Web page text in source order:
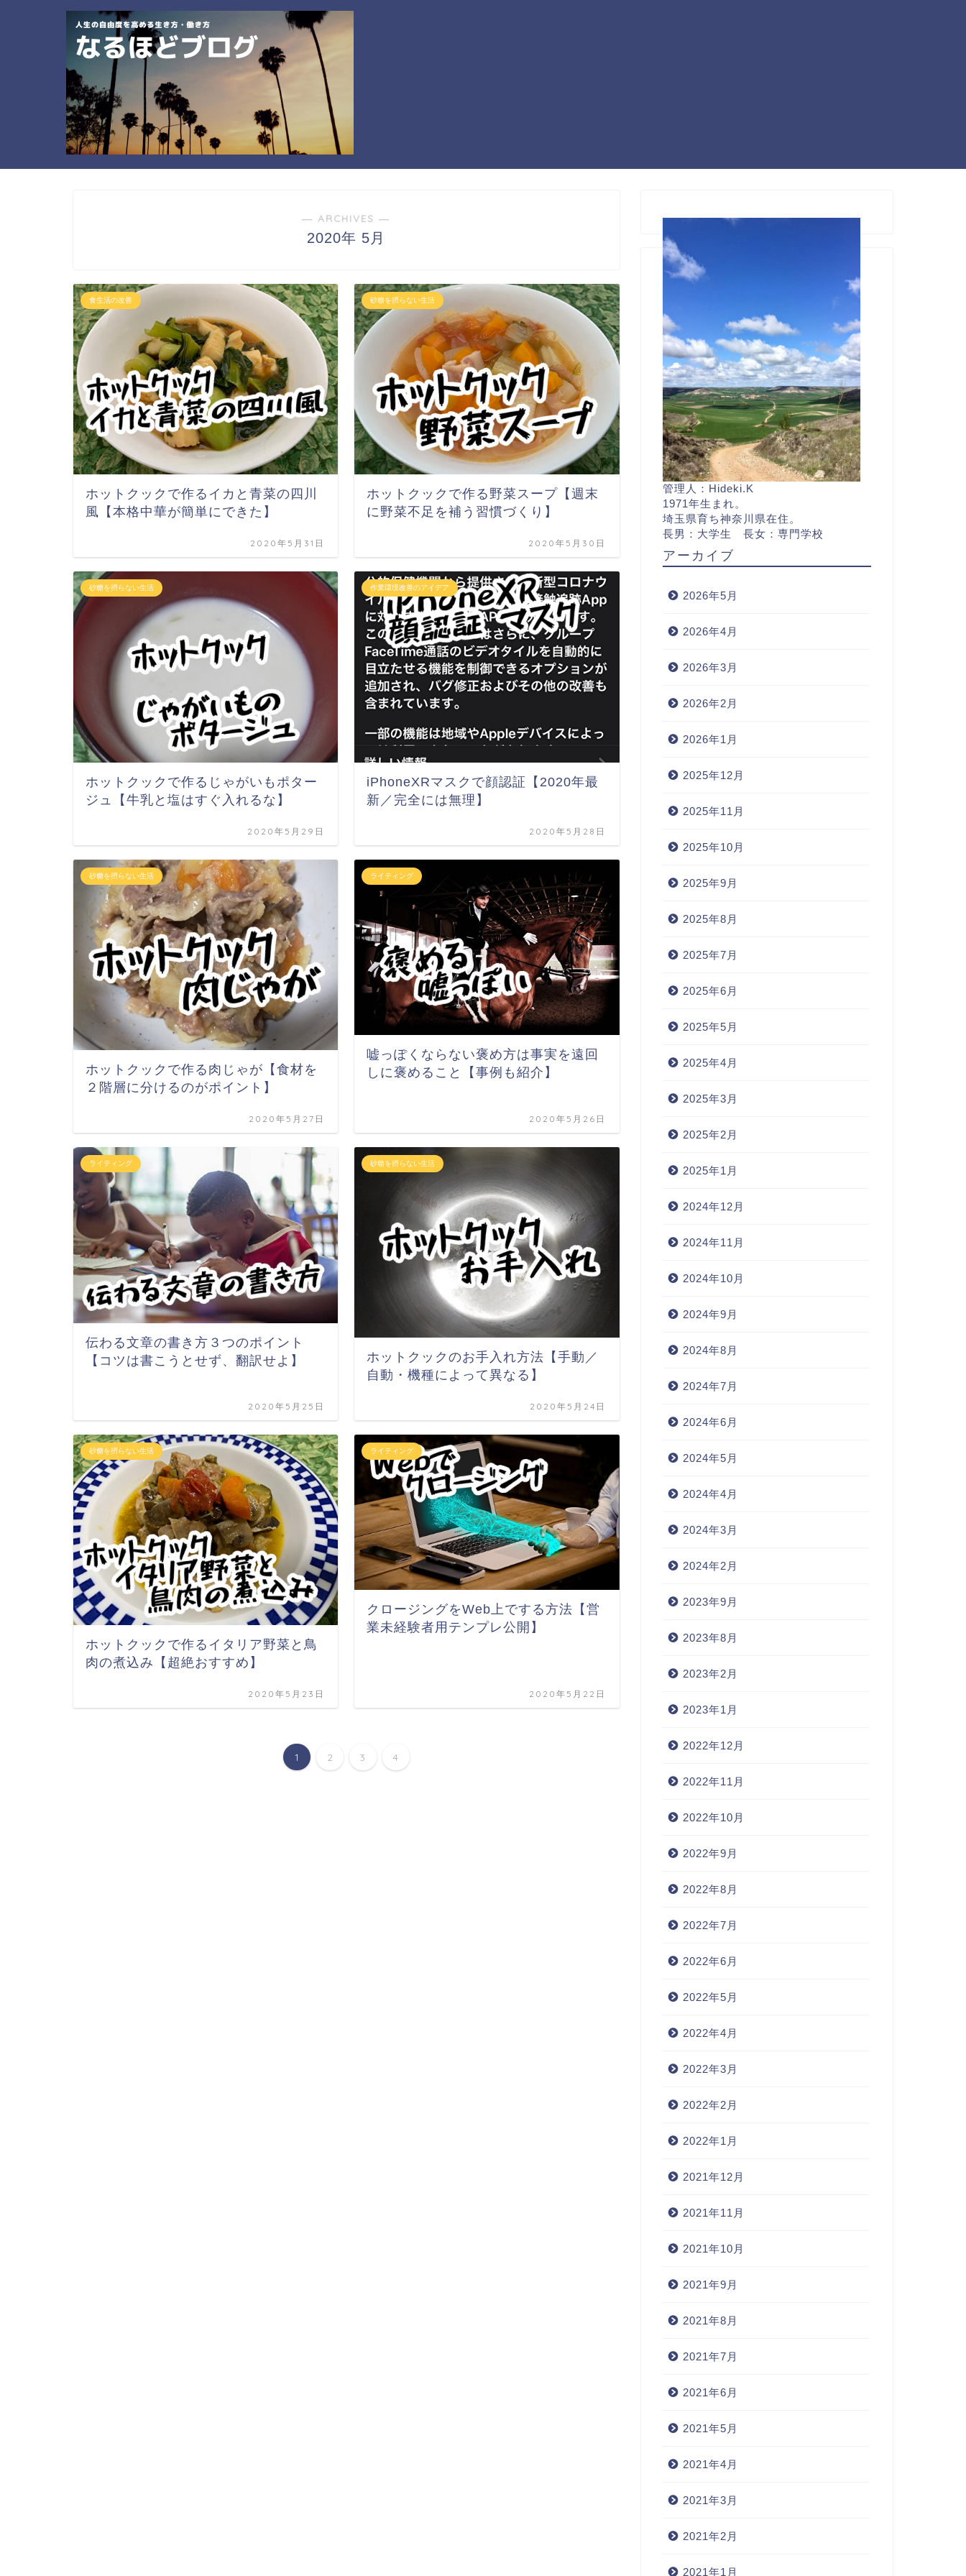
― ARCHIVES ―
2020年 5月
食生活の改善
ホットクックで作るイカと青菜の四川
風【本格中華が簡単にできた】
2020年5月31日
砂糖を摂らない生活
ホットクックで作る野菜スープ【週末
に野菜不足を補う習慣づくり】
2020年5月30日
砂糖を摂らない生活
ホットクックで作るじゃがいもポター
ジュ【牛乳と塩はすぐ入れるな】
2020年5月29日
作業環境改善のアイデア
iPhoneXRマスクで顔認証【2020年最
新／完全には無理】
2020年5月28日
砂糖を摂らない生活
ホットクックで作る肉じゃが【食材を
２階層に分けるのがポイント】
2020年5月27日
ライティング
嘘っぽくならない褒め方は事実を遠回
しに褒めること【事例も紹介】
2020年5月26日
ライティング
伝わる文章の書き方３つのポイント
【コツは書こうとせず、翻訳せよ】
2020年5月25日
砂糖を摂らない生活
ホットクックのお手入れ方法【手動／
自動・機種によって異なる】
2020年5月24日
砂糖を摂らない生活
ホットクックで作るイタリア野菜と鳥
肉の煮込み【超絶おすすめ】
2020年5月23日
ライティング
クロージングをWeb上でする方法【営
業未経験者用テンプレ公開】
2020年5月22日
1 2 3 4
管理人：Hideki.K
1971年生まれ。
埼玉県育ち神奈川県在住。
長男：大学生 長女：専門学校
アーカイブ
2026年5月
2026年4月
2026年3月
2026年2月
2026年1月
2025年12月
2025年11月
2025年10月
2025年9月
2025年8月
2025年7月
2025年6月
2025年5月
2025年4月
2025年3月
2025年2月
2025年1月
2024年12月
2024年11月
2024年10月
2024年9月
2024年8月
2024年7月
2024年6月
2024年5月
2024年4月
2024年3月
2024年2月
2023年9月
2023年8月
2023年2月
2023年1月
2022年12月
2022年11月
2022年10月
2022年9月
2022年8月
2022年7月
2022年6月
2022年5月
2022年4月
2022年3月
2022年2月
2022年1月
2021年12月
2021年11月
2021年10月
2021年9月
2021年8月
2021年7月
2021年6月
2021年5月
2021年4月
2021年3月
2021年2月
2021年1月